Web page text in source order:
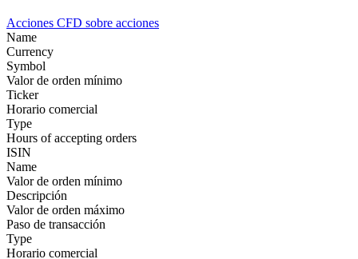
Acciones CFD sobre acciones
Name
Currency
Symbol
Valor de orden mínimo
Ticker
Horario comercial
Type
Hours of accepting orders
ISIN
Name
Valor de orden mínimo
Descripción
Valor de orden máximo
Paso de transacción
Type
Horario comercial